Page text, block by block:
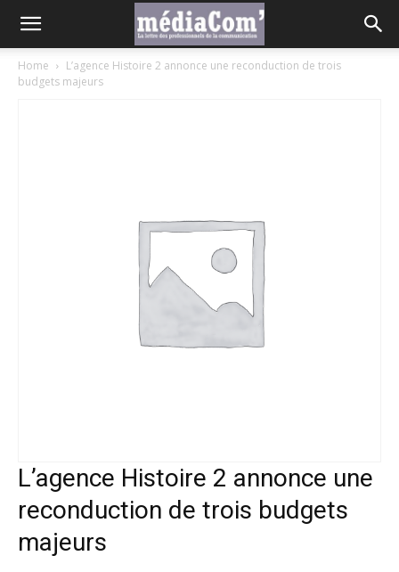
Home
L’agence Histoire 2 annonce une reconduction de trois
budgets majeurs
L’agence Histoire 2 annonce une
reconduction de trois budgets
majeurs